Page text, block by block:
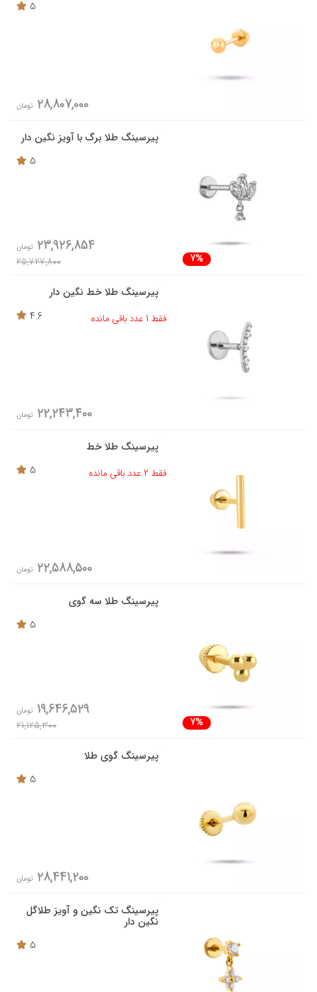
5
28,807,000 تومان
پیرسینگ طلا برگ با آویز نگین دار
5
7%
23,926,854 تومان
25,727,800
پیرسینگ طلا خط نگین دار
فقط 1 عدد باقی مانده
4.6
22,243,400 تومان
پیرسینگ طلا خط
فقط 2 عدد باقی مانده
5
22,588,500 تومان
پیرسینگ طلا سه گوی
5
7%
19,646,529 تومان
21,125,300
پیرسینگ گوی طلا
5
28,441,200 تومان
پیرسینگ تک نگین و آویز طلاگل
نگین دار
5